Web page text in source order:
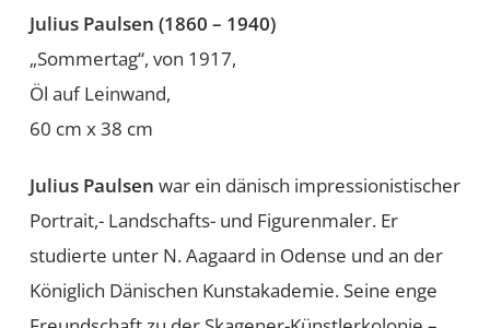
Julius Paulsen (1860 – 1940)
„Sommertag“, von 1917,
Öl auf Leinwand,
60 cm x 38 cm
Julius Paulsen war ein dänisch impressionistischer
Portrait,- Landschafts- und Figurenmaler. Er
studierte unter N. Aagaard in Odense und an der
Königlich Dänischen Kunstakademie. Seine enge